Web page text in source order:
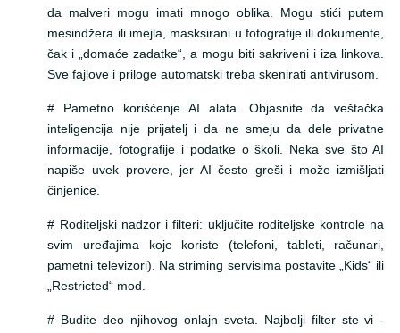
da malveri mogu imati mnogo oblika. Mogu stići putem
mesindžera ili imejla, masksirani u fotografije ili dokumente,
čak i „domaće zadatke“, a mogu biti sakriveni i iza linkova.
Sve fajlove i priloge automatski treba skenirati antivirusom.
# Pametno korišćenje AI alata. Objasnite da veštačka
inteligencija nije prijatelj i da ne smeju da dele privatne
informacije, fotografije i podatke o školi. Neka sve što AI
napiše uvek provere, jer AI često greši i može izmišljati
činjenice.
# Roditeljski nadzor i filteri: uključite roditeljske kontrole na
svim uređajima koje koriste (telefoni, tableti, računari,
pametni televizori). Na striming servisima postavite „Kids“ ili
„Restricted“ mod.
# Budite deo njihovog onlajn sveta. Najbolji filter ste vi -